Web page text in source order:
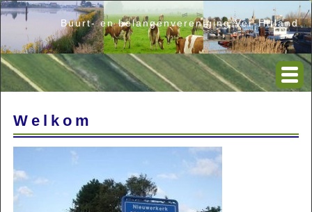
Buurt- en belangenvereniging Ver-Hitland
Welkom